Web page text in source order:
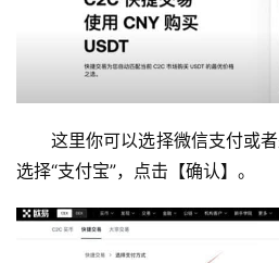
这里你可以选择微信支付或
选择“支付宝”，点击【确认】。